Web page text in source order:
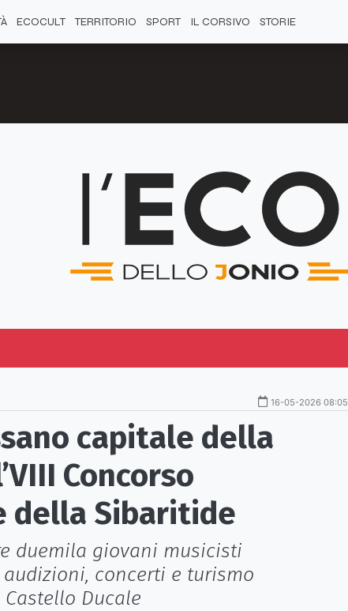
ECOCULT TERRITORIO SPORT IL CORSIVO STORIE
16-05-2026 08:05
capitale della
Concorso
della Sibaritide
duemila giovani musicisti
concerti e turismo
Ducale